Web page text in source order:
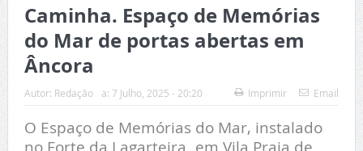
Caminha. Espaço de Memórias
do Mar de portas abertas em
Âncora
Autor: Redação a: 7 Julho, 2025 - 20:20 Imprimir Email
O Espaço de Memórias do Mar, instalado
no Forte da Lagarteira em Vila Praia de